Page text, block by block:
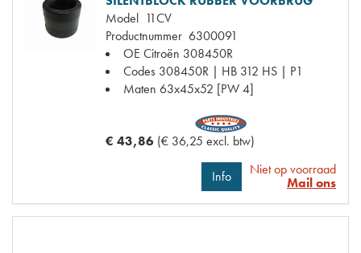
Model 11CV
Productnummer 6300091
OE Citroën 308450R
Codes 308450R | HB 312 HS | P1
Maten 63x45x52 [PW 4]
€ 43,86 (€ 36,25 excl. btw)
Info
Niet op voorraad
Mail ons